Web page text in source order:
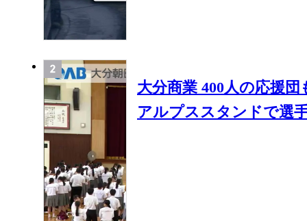
大分商業 400人の応援
アルプススタンドで選